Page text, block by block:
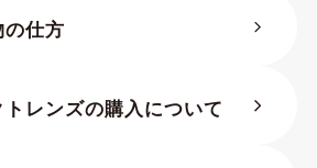
の仕方
トレンズの購入について